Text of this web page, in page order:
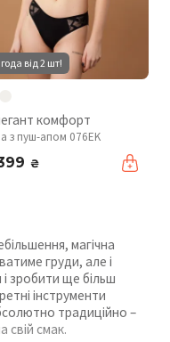
від 2 шт!
комфорт
з пуш-апом 076EK
₴
магічна
груди, але і
зробити ще більш
інструменти
традиційно –
свій смак.